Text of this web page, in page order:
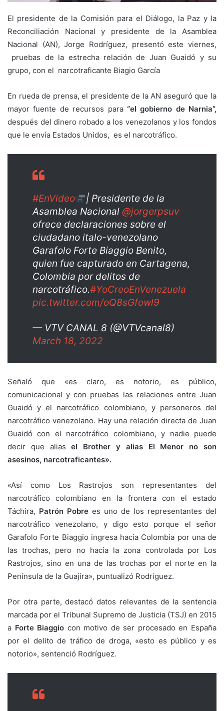
El presidente de la Comisión para el Diálogo, la Paz y la
Reconciliación Nacional y presidente de la Asamblea
Nacional (AN), Jorge Rodríguez, presentó este viernes,
pruebas de la estrecha relación de Juan Guaidó y su
grupo, con el narcotraficante Biagio García
En rueda de prensa, el presidente de la AN aseguró que la
mayor fuente de recursos para “el gobierno de Narnia”,
después del dinero robado a los venezolanos y los fondos
que le envía Estados Unidos, es el narcotráfico.
#EnVideo
| Presidente de la
Asamblea Nacional @jorgerpsuv
ofrece declaraciones sobre el
ciudadano italo-venezolano
Garafolo Forte Biaggio Benito,
quien fue capturado en Cartagena,
Colombia por delitos de
narcotráfico.#YoCreoEnVenezuela
pic.twitter.com/oQ8sGfowl9
— VTV CANAL 8 (@VTVcanal8)
March 18, 2022
Señaló que «es claro, es notorio, es público,
comunicacional y con pruebas las relaciones entre Juan
Guaidó y el narcotráfico colombiano, y personeros del
narcotráfico venezolano. Hay una relación directa de Juan
Guaidó con el narcotráfico colombiano, y nadie puede
decir que aliasel Brother y alias El Menor no son
asesinos, narcotraficantes».
«Así como Los Rastrojos son representantes del
narcotráfico colombiano en la frontera con el estado
Táchira, Patrón Pobre es uno de los representantes del
narcotráfico venezolano, y digo esto porque el señor
Garafolo Forte Biaggio ingresa hacia Colombia por una de
las trochas, pero no hacia la zona controlada por Los
Rastrojos, sino en una de las trochas por el norte en la
Península de la Guajira», puntualizó Rodríguez.
Por otra parte, destacó datos relevantes de la sentencia
marcada por el Tribunal Supremo de Justicia (TSJ) en 2015
a Forte Biaggio con motivo de ser procesado en España
por el delito de tráfico de droga, «esto es público y es
notorio», sentenció Rodríguez.